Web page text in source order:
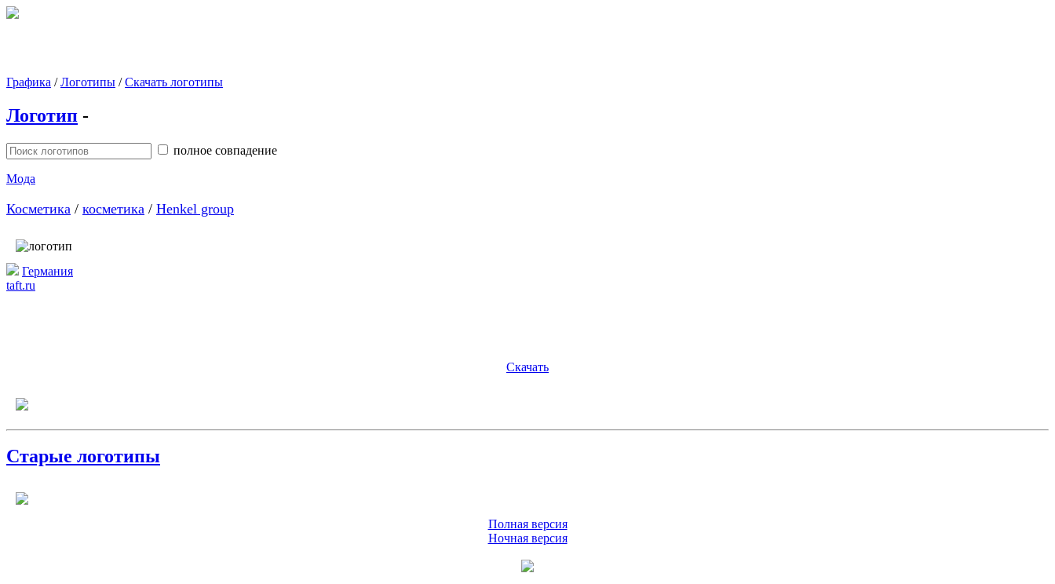
Графика /Логотипы /Скачать логотипы
Логотип -
полное совпадение
Мода
Косметика / косметика / Henkel group
Германия
taft.ru
Скачать
Старые логотипы
Полная версия
Ночная версия